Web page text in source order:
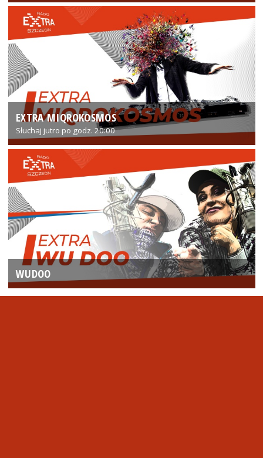
EXTRA MIQROKOSMOS
Słuchaj jutro po godz. 20:00
WUDOO